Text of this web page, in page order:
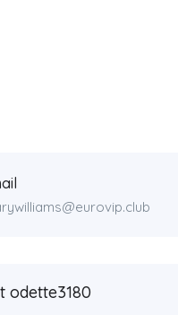
odette3180